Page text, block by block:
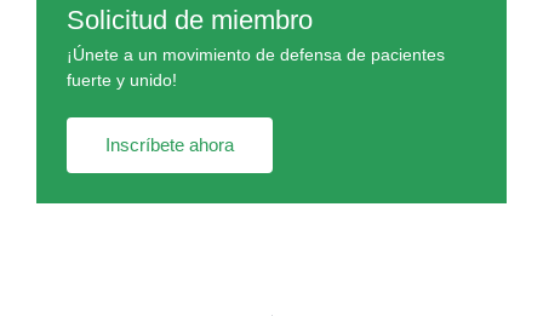
Solicitud de miembro
¡Únete a un movimiento de defensa de pacientes
fuerte y unido!
Inscríbete ahora